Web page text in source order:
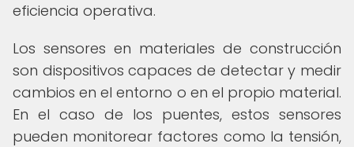
eficiencia operativa.
Los sensores en materiales de construcción
son dispositivos capaces de detectar y medir
cambios en el entorno o en el propio material.
En el caso de los puentes, estos sensores
pueden monitorear factores como la tensión,